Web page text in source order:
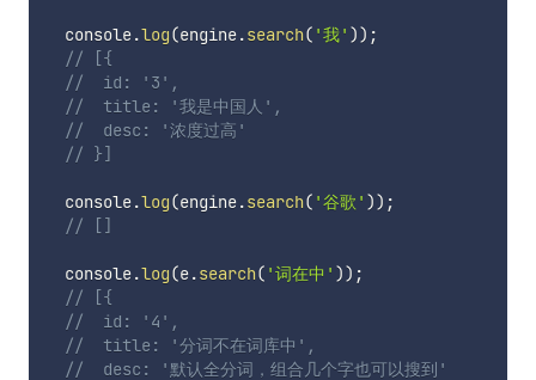
  console
.log(engine.search( '我' )) ;
// [{
//  id: '3',
//  title: '我是中国人',
//  desc: '浓度过高'
// }]
  console
.log(engine.search( '谷歌' )) ;
// []
  console
.log(e.search( '词在中' )) ;
// [{
//  id: '4',
//  title: '分词不在词库中',
//  desc: '默认全分词，组合几个字也可以搜到'